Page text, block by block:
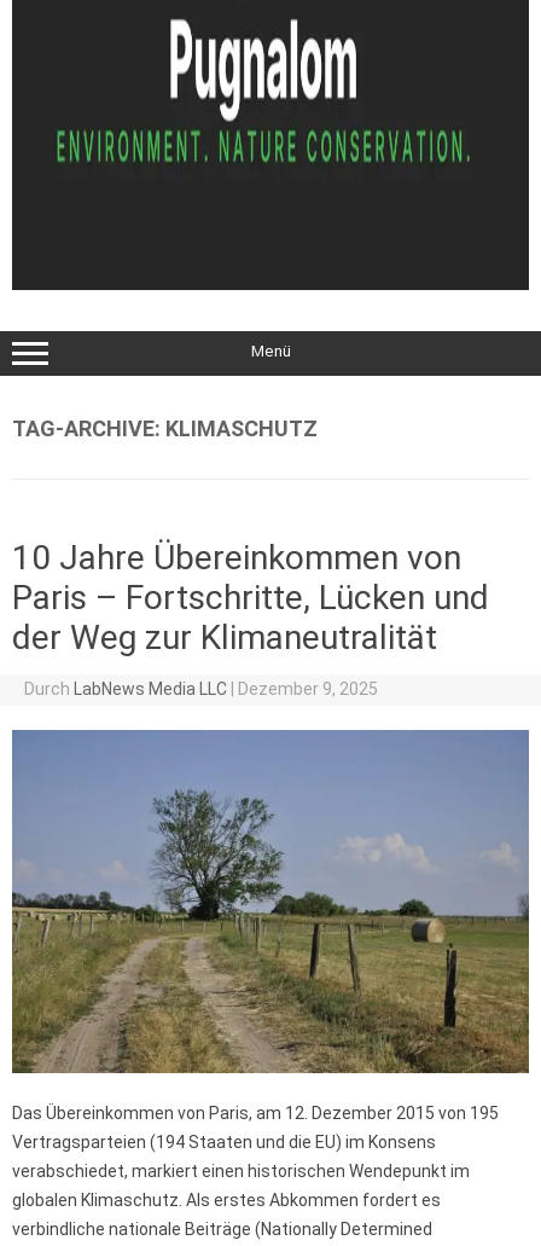
Menü
TAG-ARCHIVE: KLIMASCHUTZ
10 Jahre Übereinkommen von
Paris – Fortschritte, Lücken und
der Weg zur Klimaneutralität
Durch LabNews Media LLC Dezember 9, 2025
Das Übereinkommen von Paris, am 12. Dezember 2015 von 195
Vertragsparteien (194 Staaten und die EU) im Konsens
verabschiedet, markiert einen historischen Wendepunkt im
globalen Klimaschutz. Als erstes Abkommen fordert es
verbindliche nationale Beiträge (Nationally Determined